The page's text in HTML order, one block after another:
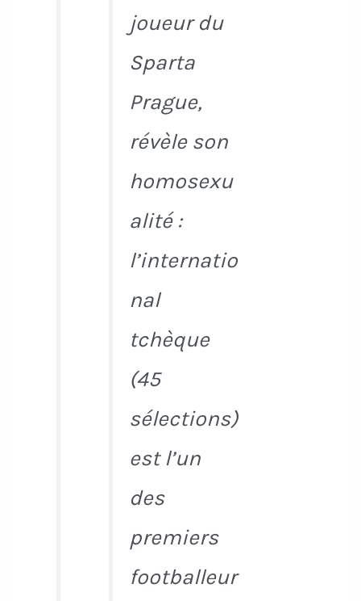
joueur du
Sparta
Prague,
révèle son
homosexu
alité :
l’internatio
nal
tchèque
(45
sélections)
est l’un
des
premiers
footballeur